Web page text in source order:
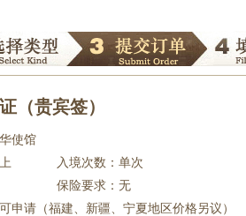
（贵宾签）
使馆
入境次数：单次
保险要求：无
申请（福建、新疆、宁夏地区价格另议）